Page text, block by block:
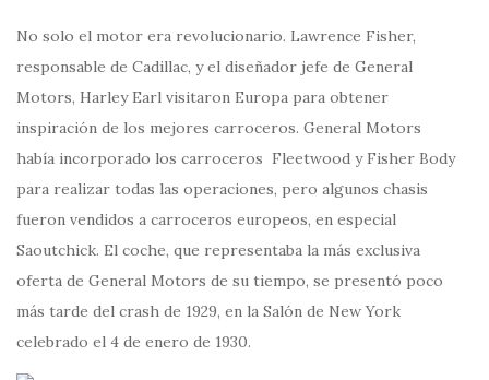
No solo el motor era revolucionario. Lawrence Fisher,
responsable de Cadillac, y el diseñador jefe de General
Motors, Harley Earl visitaron Europa para obtener
inspiración de los mejores carroceros. General Motors
había incorporado los carroceros Fleetwood y Fisher Body
para realizar todas las operaciones, pero algunos chasis
fueron vendidos a carroceros europeos, en especial
Saoutchick. El coche, que representaba la más exclusiva
oferta de General Motors de su tiempo, se presentó poco
más tarde del crash de 1929, en la Salón de New York
celebrado el 4 de enero de 1930.